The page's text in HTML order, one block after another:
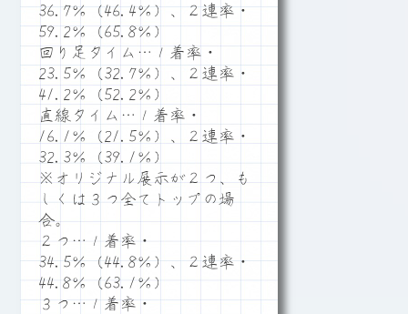
36.7％（46.4％）、２連率・
59.2％（65.8％）
回り足タイム…１着率・
23.5％（32.7％）、２連率・
41.2％（52.2％）
直線タイム…１着率・
16.1％（21.5％）、２連率・
32.3％（39.1％）
※オリジナル展示が２つ、も
しくは３つ全てトップの場
合。
２つ…１着率・
34.5％（44.8％）、２連率・
44.8％（63.1％）
３つ…１着率・